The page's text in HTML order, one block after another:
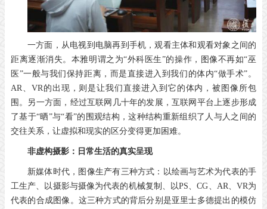
一方面，从电视到电脑再到手机，观看主体和观看对象之间的
距离逐渐消失。本雅明谓之为“外科医生”的操作，图像不再如“巫
医”一般与我们保持距离，而是直接进入到我们的体内“做手术”。
AR、VR的出现，则是让我们直接进入到它的体内，被图像所包
围。另一方面，经过互联网几十年的发展，互联网平台上逐步形成
了基于“晒”与“看”的围观结构，这种结构重新组织了人与人之间的
交往关系，让虚拟和现实的区分变得更加困难。
非虚构摄影： 日常生活的真实呈现
新媒体时代，图像生产有三种方式：以绘画与艺术为代表的手
工生产、以摄影与摄像为代表的机械复制、以PS、CG、AR、VR为
代表的合成图像。这三种方式的背后分别是亚里士多德提出的模仿